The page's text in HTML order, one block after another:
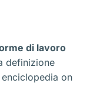
di lavoro
definizione
on